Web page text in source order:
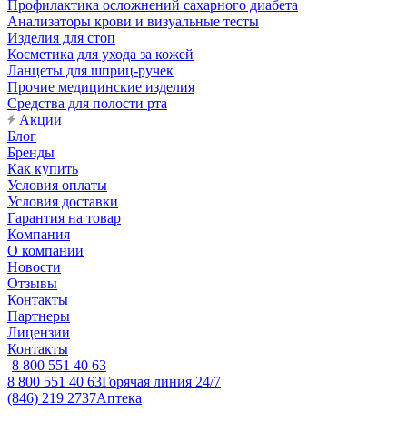
Профилактика осложнений сахарного диабета
Анализаторы крови и визуальные тесты
Изделия для стоп
Косметика для ухода за кожей
Ланцеты для шприц-ручек
Прочие медицинские изделия
Средства для полости рта
Акции
Блог
Бренды
Как купить
Условия оплаты
Условия доставки
Гарантия на товар
Компания
О компании
Новости
Отзывы
Контакты
Партнеры
Лицензии
Контакты
8 800 551 40 63
8 800 551 40 63Горячая линия 24/7
(846) 219 2737Аптека